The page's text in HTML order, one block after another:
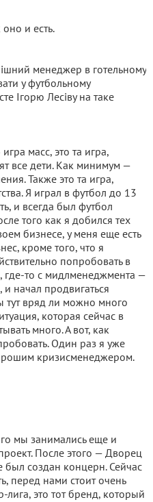
и есть.
менеджер в готельному
у футбольному
Ігорю Лесіву на таке
масс, это та игра,
все дети. Как минимум —
Также это та игра,
Я играл в футбол до 13
и всегда был футбол
того как я добился тех
бизнесе, у меня еще есть
кроме того, что я
попробовать в
где-то с мидлменеджмента —
начал продвигаться
тут вряд ли можно много
которая сейчас в
много. А вот, как
Один раз я уже
кризисменеджером.
мы занимались еще и
После этого — Дворец
был создан концерн. Сейчас
перед нами стоит очень
это тот бренд, который